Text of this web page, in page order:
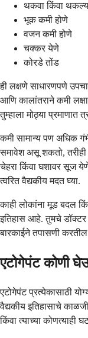
थकवा किंवा
भूक कमी होणे
वजन कमी होणे
चक्कर येणे
कोरडे तोंड
ही लक्षणे साधारणपणे
आणि कालांतराने कमी
तुम्हाला मोठ्या प्रमाणात
कमी सामान्य पण अधिक
समावेश असू शकतो,
चेहरा किंवा घशावर सूज
त्वरित वैद्यकीय मदत घ्या.
काही लोकांना मूड बदल
इतिहास आहे. तुमचे डॉक्टर
बारकाईने तपासणी
एटोगेपंट कोणी
एटोगेपंट प्रत्येकासाठी
वैद्यकीय इतिहासाचे
किंवा त्याच्या